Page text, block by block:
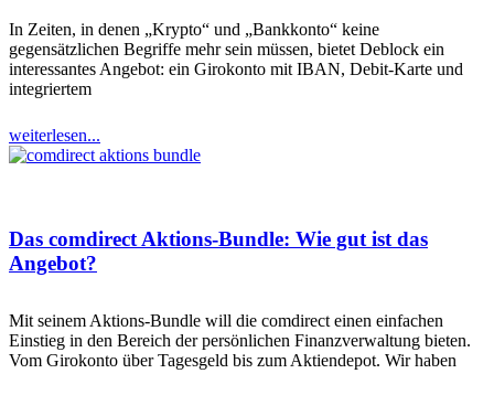
In Zeiten, in denen „Krypto“ und „Bankkonto“ keine
gegensätzlichen Begriffe mehr sein müssen, bietet Deblock ein
interessantes Angebot: ein Girokonto mit IBAN, Debit-Karte und
integriertem
weiterlesen...
Das comdirect Aktions-Bundle: Wie gut ist das
Angebot?
Mit seinem Aktions-Bundle will die comdirect einen einfachen
Einstieg in den Bereich der persönlichen Finanzverwaltung bieten.
Vom Girokonto über Tagesgeld bis zum Aktiendepot. Wir haben